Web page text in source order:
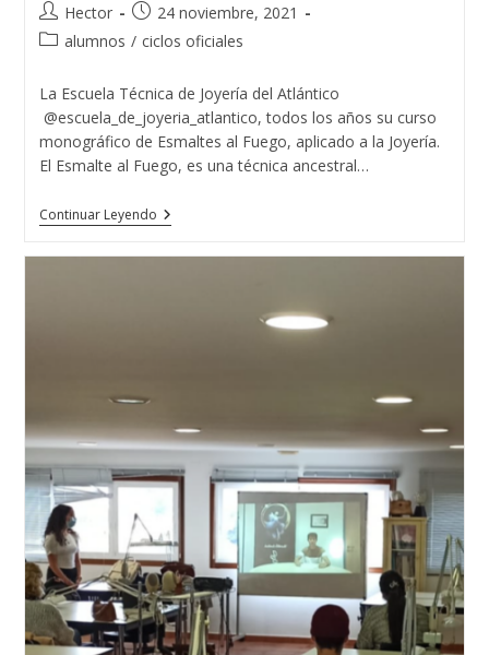
Autor
de
Hector
Publicación
de
24 noviembre, 2021
Categoría
la
entrada:
alumnos / ciclos oficiales
La Escuela Técnica de Joyería del Atlántico
@escuela_de_joyeria_atlantico, todos los años su curso
monográfico de Esmaltes al Fuego, aplicado a la Joyería.
El Esmalte al Fuego, es una técnica ancestral…
Continuar LeyendoCURSO
MONOGRAFICO